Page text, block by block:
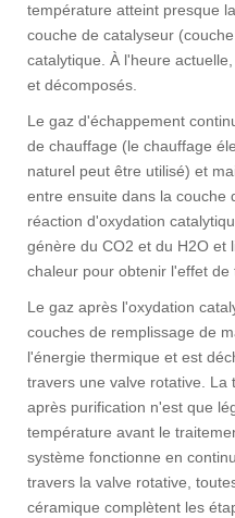
température atteint presque
couche de catalyseur
catalytique. À l'heure
et décomposés.
Le gaz d'échappement
de chauffage (le chauffage
naturel peut être utilisé) et
entre ensuite dans la couche
réaction d'oxydation
génère du CO2 et du H2O et
chaleur pour obtenir l'effet de
Le gaz après l'oxydation
couches de remplissage de
l'énergie thermique et est
travers une valve rotative.
après purification n'est que
température avant le
système fonctionne en
travers la valve rotative,
céramique complètent les